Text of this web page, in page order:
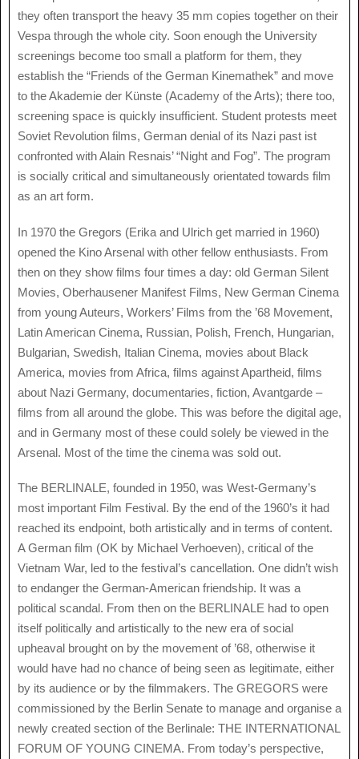
they often transport the heavy 35 mm copies together on their
Vespa through the whole city. Soon enough the University
screenings become too small a platform for them, they
establish the “Friends of the German Kinemathek” and move
to the Akademie der Künste (Academy of the Arts); there too,
screening space is quickly insufficient. Student protests meet
Soviet Revolution films, German denial of its Nazi past ist
confronted with Alain Resnais’ “Night and Fog”. The program
is socially critical and simultaneously orientated towards film
as an art form.
In 1970 the Gregors (Erika and Ulrich get married in 1960)
opened the Kino Arsenal with other fellow enthusiasts. From
then on they show films four times a day: old German Silent
Movies, Oberhausener Manifest Films, New German Cinema
from young Auteurs, Workers’ Films from the ’68 Movement,
Latin American Cinema, Russian, Polish, French, Hungarian,
Bulgarian, Swedish, Italian Cinema, movies about Black
America, movies from Africa, films against Apartheid, films
about Nazi Germany, documentaries, fiction, Avantgarde –
films from all around the globe. This was before the digital age,
and in Germany most of these could solely be viewed in the
Arsenal. Most of the time the cinema was sold out.
The BERLINALE, founded in 1950, was West-Germany’s
most important Film Festival. By the end of the 1960’s it had
reached its endpoint, both artistically and in terms of content.
A German film (OK by Michael Verhoeven), critical of the
Vietnam War, led to the festival’s cancellation. One didn’t wish
to endanger the German-American friendship. It was a
political scandal. From then on the BERLINALE had to open
itself politically and artistically to the new era of social
upheaval brought on by the movement of ’68, otherwise it
would have had no chance of being seen as legitimate, either
by its audience or by the filmmakers. The GREGORS were
commissioned by the Berlin Senate to manage and organise a
newly created section of the Berlinale: THE INTERNATIONAL
FORUM OF YOUNG CINEMA. From today’s perspective,